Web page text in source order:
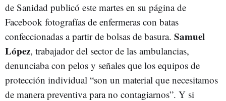
de Sanidad publicó este martes en su página de
Facebook fotografías de enfermeras con batas
confeccionadas a partir de bolsas de basura. Samuel
López, trabajador del sector de las ambulancias,
denunciaba con pelos y señales que los equipos de
protección individual “son un material que necesitamos
de manera preventiva para no contagiarnos”. Y si